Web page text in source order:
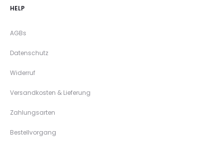
HELP
AGBs
Datenschutz
Widerruf
Versandkosten & Lieferung
Zahlungsarten
Bestellvorgang